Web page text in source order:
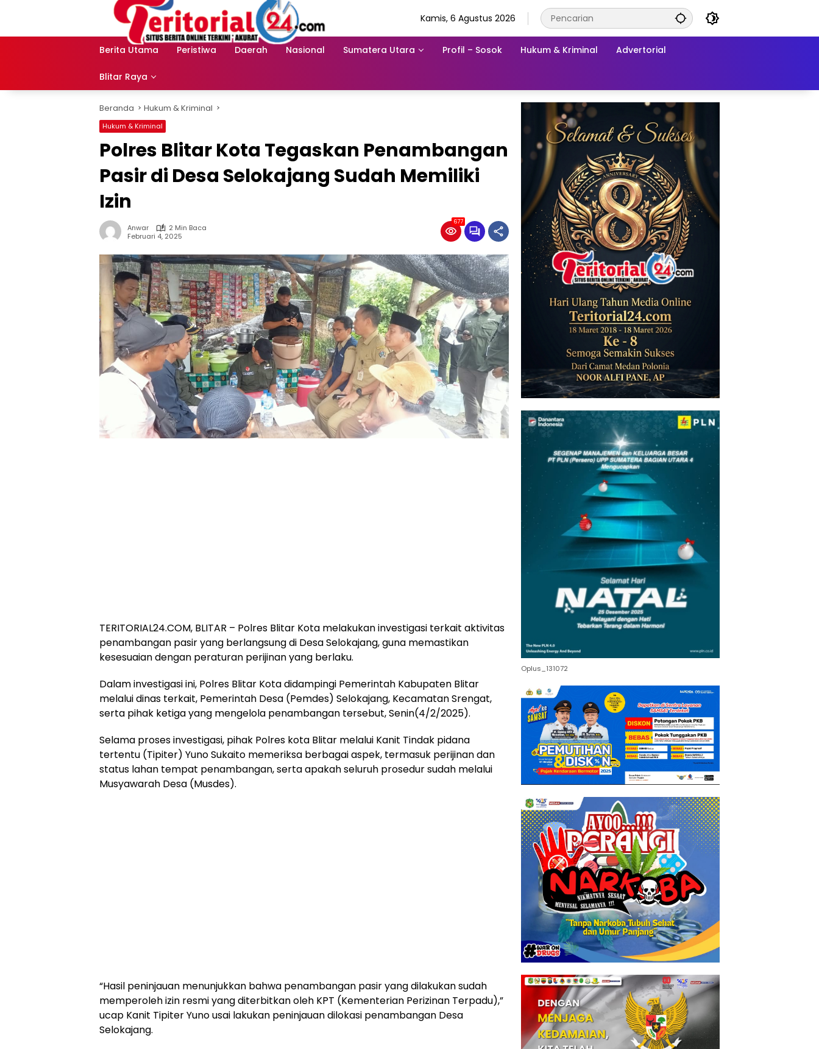
Kamis, 6 Agustus 2026
Berita Utama Peristiwa Daerah Nasional Sumatera Utara Profil – Sosok Hukum & Kriminal Advertorial
Blitar Raya
Beranda Hukum & Kriminal
Hukum & Kriminal
Polres Blitar Kota Tegaskan Penambangan
Pasir di Desa Selokajang Sudah Memiliki
Izin
Anwar
2 Min Baca
Februari 4, 2025
677
TERITORIAL24.COM, BLITAR – Polres Blitar Kota melakukan investigasi terkait aktivitas
penambangan pasir yang berlangsung di Desa Selokajang, guna memastikan
kesesuaian dengan peraturan perijinan yang berlaku.
Dalam investigasi ini, Polres Blitar Kota didampingi Pemerintah Kabupaten Blitar
melalui dinas terkait, Pemerintah Desa (Pemdes) Selokajang, Kecamatan Srengat,
serta pihak ketiga yang mengelola penambangan tersebut, Senin(4/2/2025).
Selama proses investigasi, pihak Polres kota Blitar melalui Kanit Tindak pidana
tertentu (Tipiter) Yuno Sukaito memeriksa berbagai aspek, termasuk perijinan dan
status lahan tempat penambangan, serta apakah seluruh prosedur sudah melalui
Musyawarah Desa (Musdes).
“Hasil peninjauan menunjukkan bahwa penambangan pasir yang dilakukan sudah
memperoleh izin resmi yang diterbitkan oleh KPT (Kementerian Perizinan Terpadu),”
ucap Kanit Tipiter Yuno usai lakukan peninjauan dilokasi penambangan Desa
Selokajang.
Oplus_131072